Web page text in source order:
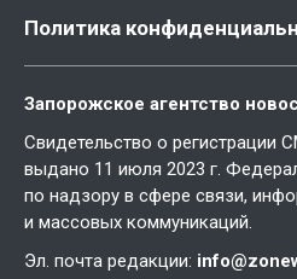
Политика
Запорожское агентство
Свидетельство о
выдано 11 июля 2023 г.
по надзору в сфере связи,
и массовых коммуникаций.
Эл. почта редакции: